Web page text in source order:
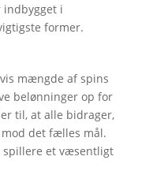
indbygget i
former.
mængde af spins
belønninger op for
til, at alle bidrager,
det fælles mål.
spillere et væsentligt